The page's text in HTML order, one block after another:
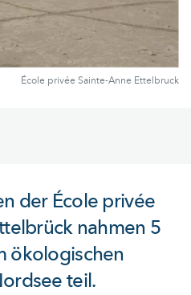
École privée Sainte-Anne Ettelbruck
der École privée
nahmen 5
ökologischen
teil.